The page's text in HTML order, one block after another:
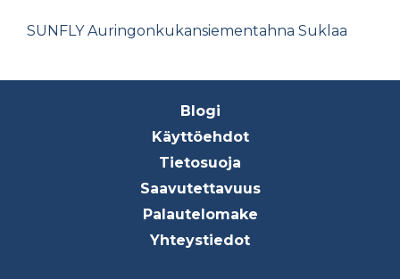
SUNFLY Auringonkukansiementahna Suklaa
Blogi
Käyttöehdot
Tietosuoja
Saavutettavuus
Palautelomake
Yhteystiedot